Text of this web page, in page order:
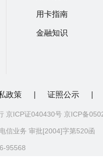
用卡指南
金融知识
政策 证照公示
京ICP证040430号 京ICP备
信业务 审批[2004]字第520函
95568